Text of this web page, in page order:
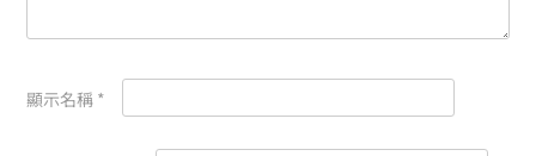
顯示名稱 *